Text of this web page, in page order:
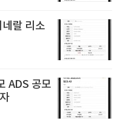
랄 리소
ADS 공모